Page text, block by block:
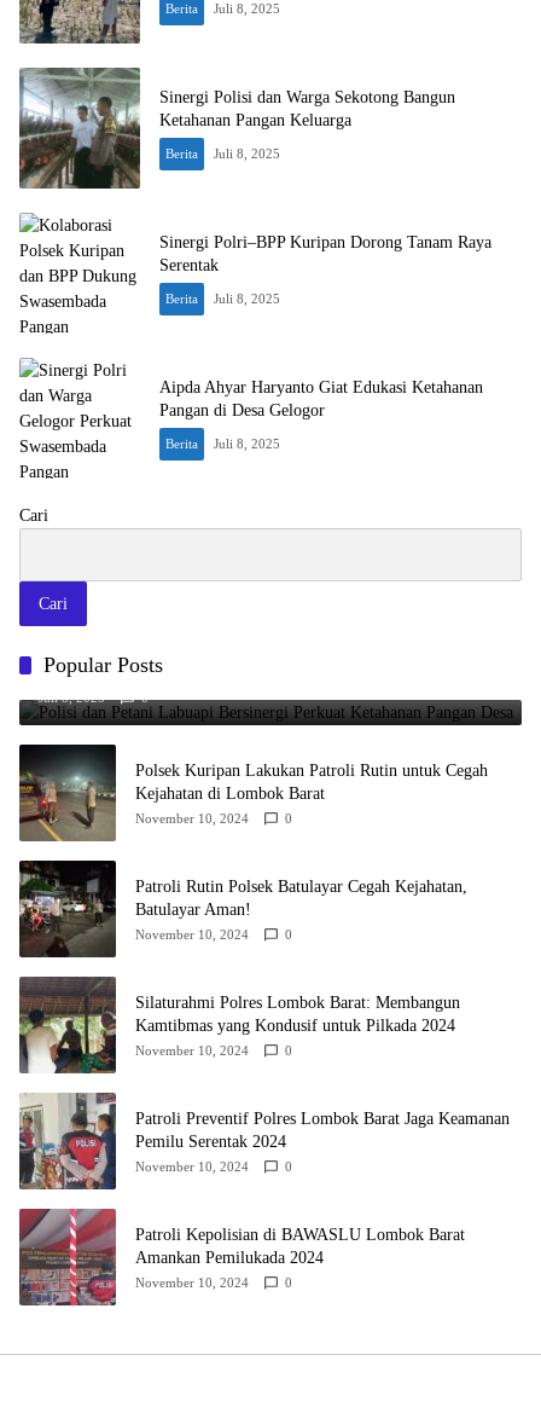
Berita Juli 8, 2025
Sinergi Polisi dan Warga Sekotong Bangun
Ketahanan Pangan Keluarga
Berita Juli 8, 2025
Sinergi Polri–BPP Kuripan Dorong Tanam Raya
Serentak
Berita Juli 8, 2025
Aipda Ahyar Haryanto Giat Edukasi Ketahanan
Pangan di Desa Gelogor
Berita Juli 8, 2025
Cari
Cari
Popular Posts
Desa
Juli 8, 2025 0
Polsek Kuripan Lakukan Patroli Rutin untuk Cegah
Kejahatan di Lombok Barat
November 10, 2024 0
Patroli Rutin Polsek Batulayar Cegah Kejahatan,
Batulayar Aman!
November 10, 2024 0
Silaturahmi Polres Lombok Barat: Membangun
Kamtibmas yang Kondusif untuk Pilkada 2024
November 10, 2024 0
Patroli Preventif Polres Lombok Barat Jaga Keamanan
Pemilu Serentak 2024
November 10, 2024 0
Patroli Kepolisian di BAWASLU Lombok Barat
Amankan Pemilukada 2024
November 10, 2024 0